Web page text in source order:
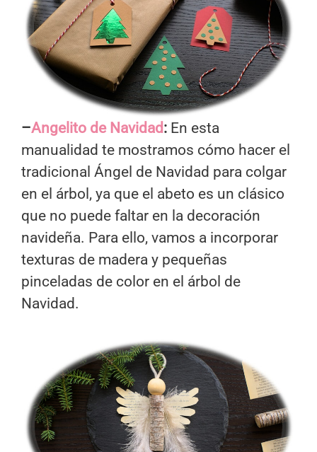
–Angelito de Navidad: En esta
manualidad te mostramos cómo hacer el
tradicional Ángel de Navidad para colgar
en el árbol, ya que el abeto es un clásico
que no puede faltar en la decoración
navideña. Para ello, vamos a incorporar
texturas de madera y pequeñas
pinceladas de color en el árbol de
Navidad.